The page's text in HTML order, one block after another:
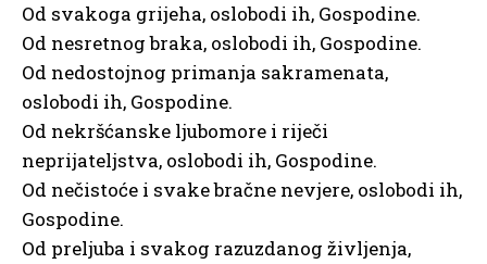
Od svakoga grijeha, oslobodi ih, Gospodine.
Od nesretnog braka, oslobodi ih, Gospodine.
Od nedostojnog primanja sakramenata,
oslobodi ih, Gospodine.
Od nekršćanske ljubomore i riječi
neprijateljstva, oslobodi ih, Gospodine.
Od nečistoće i svake bračne nevjere, oslobodi ih,
Gospodine.
Od preljuba i svakog razuzdanog življenja,